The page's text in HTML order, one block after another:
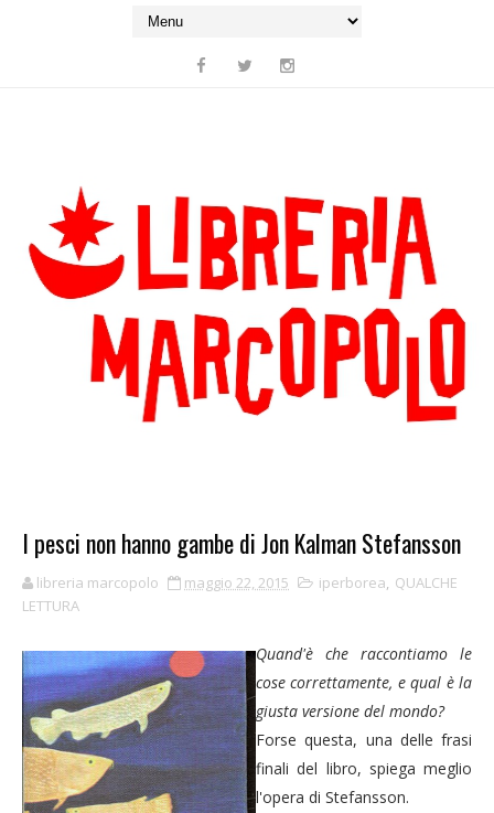
I pesci non hanno gambe di Jon Kalman Stefansson
libreria marcopolo maggio 22, 2015 iperborea, QUALCHE
LETTURA
Quand'è che raccontiamo le
cose correttamente, e qual è la
giusta versione del mondo?
Forse questa, una delle frasi
finali del libro, spiega meglio
l'opera di Stefansson.